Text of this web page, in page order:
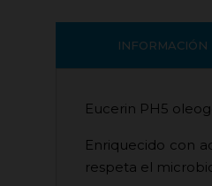
INFORMACIÓN
Eucerin PH5
Enriquecido con
respeta el